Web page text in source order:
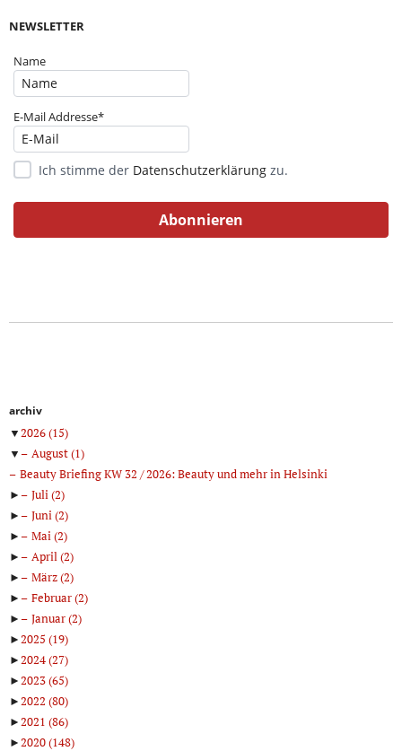
NEWSLETTER
Name
E-Mail Addresse*
Ich stimme der Datenschutzerklärung zu.
archiv
▼2026(15)
▼
August(1)
Beauty Briefing KW 32 / 2026: Beauty und mehr in Helsinki
►
Juli(2)
►
Juni(2)
►
Mai(2)
►
April(2)
►
März(2)
►
Februar(2)
►
Januar(2)
►2025 (19)
►2024(27)
►2023(65)
►2022 (80)
►2021 (86)
►2020(148)